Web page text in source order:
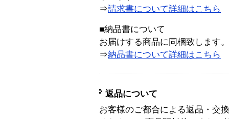
⇒請求書について詳細はこちら
■納品書について
お届けする商品に同梱致します。
⇒納品書について詳細はこちら
返品について
お客様のご都合による返品・交